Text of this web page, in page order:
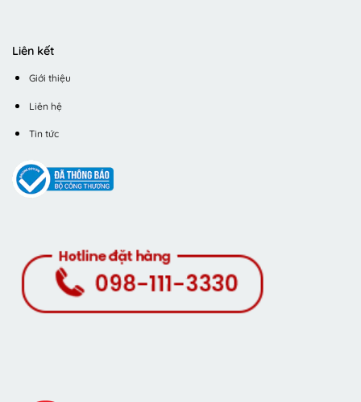
Liên kết
Giới thiệu
Liên hệ
Tin tức